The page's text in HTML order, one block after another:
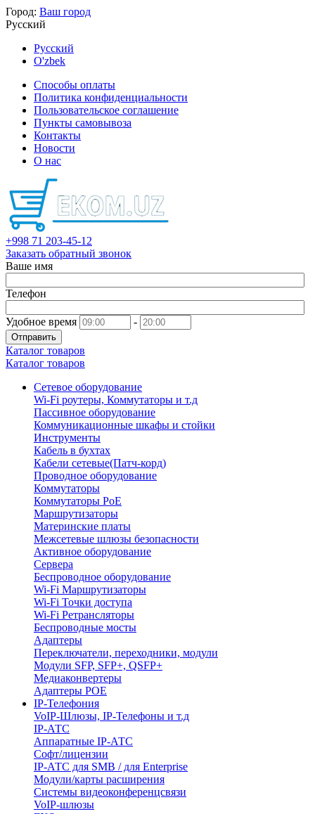
Город: Ваш город
Русский
Русский
O'zbek
Способы оплаты
Политика конфиденциальности
Пользовательское соглашение
Пункты самовывоза
Контакты
Новости
О нас
+998 71 203-45-12
Заказать обратный звонок
Ваше имя
Телефон
Удобное время -
Отправить
Каталог товаров
Каталог товаров
Сетевое оборудование
Wi-Fi роутеры, Коммутаторы и т.д
Пассивное оборудование
Коммуникационные шкафы и стойки
Инструменты
Кабель в бухтах
Кабели сетевые(Патч-корд)
Проводное оборудование
Коммутаторы
Коммутаторы PoE
Маршрутизаторы
Материнские платы
Межсетевые шлюзы безопасности
Активное оборудование
Сервера
Беспроводное оборудование
Wi-Fi Маршрутизаторы
Wi-Fi Точки доступа
Wi-Fi Ретрансляторы
Беспроводные мосты
Адаптеры
Переключатели, переходники, модули
Модули SFP, SFP+, QSFP+
Медиаконвертеры
Адаптеры POE
IP-Телефония
VoIP-Шлюзы, IP-Телефоны и т.д
IP-АТС
Аппаратные IP-АТС
Софт/лицензии
IP-АТС для SMB / для Enterprise
Модули/карты расширения
Системы видеоконференцсвязи
VoIP-шлюзы